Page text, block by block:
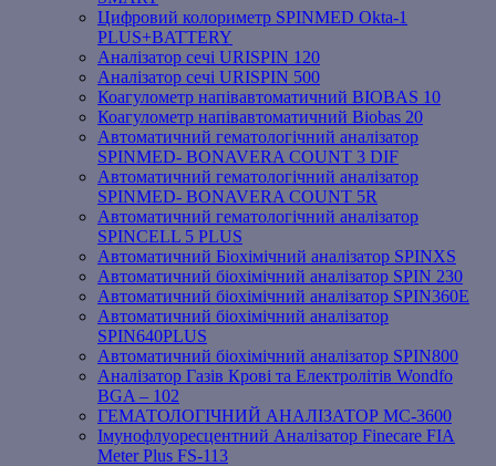
Цифровий колориметр SPINMED Okta-1
PLUS+BATTERY
Аналізатор сечі URISPIN 120
Аналізатор сечі URISPIN 500
Коагулометр напівавтоматичний BIOBAS 10
Коагулометр напівавтоматичний Biobas 20
Автоматичний гематологічний аналізатор
SPINMED- BONAVERA COUNT 3 DIF
Автоматичний гематологічний аналізатор
SPINMED- BONAVERA COUNT 5R
Автоматичний гематологічний аналізатор
SPINCELL 5 PLUS
Автоматичний Біохімічний аналізатор SPINXS
Автоматичний біохімічний аналізатор SPIN 230
Автоматичний біохімічний аналізатор SPIN360E
Автоматичний біохімічний аналізатор
SPIN640PLUS
Автоматичний біохімічний аналізатор SPIN800
Аналізатор Газів Крові та Електролітів Wondfo
BGA – 102
ГЕМАТОЛОГІЧНИЙ АНАЛІЗАТОР MC-3600
Імунофлуоресцентний Аналізатор Finecare FIA
Meter Plus FS-113